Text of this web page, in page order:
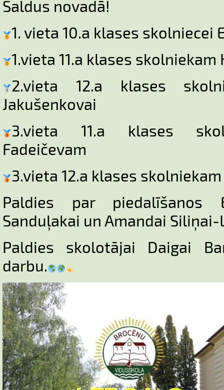
Saldus novadā!
1. vieta 10.a klases skolniecei
1.vieta 11.a klases
2.vieta 12.a klases
Jakušenkovai
3.vieta 11.a klases
Fadeičevam
3.vieta 12.a klases
Paldies par piedalīšanos
Sanduļakai un Amandai
Paldies skolotājai Daigai
darbu.